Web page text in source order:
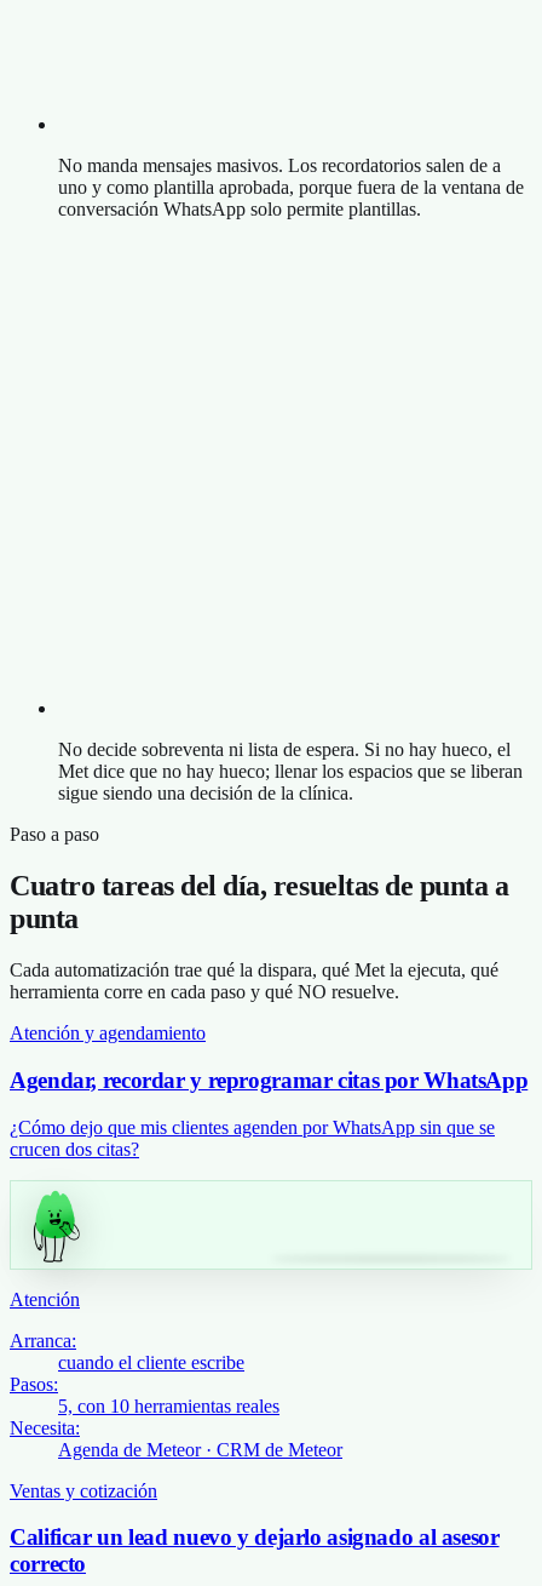
No manda mensajes masivos. Los recordatorios salen de a
uno y como plantilla aprobada, porque fuera de la ventana de
conversación WhatsApp solo permite plantillas.
No decide sobreventa ni lista de espera. Si no hay hueco, el
Met dice que no hay hueco; llenar los espacios que se liberan
sigue siendo una decisión de la clínica.
Paso a paso
Cuatro tareas del día, resueltas de punta a
punta
Cada automatización trae qué la dispara, qué Met la ejecuta, qué
herramienta corre en cada paso y qué NO resuelve.
Atención y agendamiento
Agendar, recordar y reprogramar citas por WhatsApp
¿Cómo dejo que mis clientes agenden por WhatsApp sin que se
crucen dos citas?
Atención
Arranca:
cuando el cliente escribe
Pasos:
5, con 10 herramientas reales
Necesita:
Agenda de Meteor · CRM de Meteor
Ventas y cotización
Calificar un lead nuevo y dejarlo asignado al asesor
correcto